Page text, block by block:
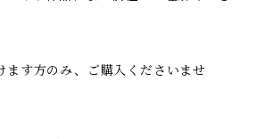
ます方のみ、ご購入くださいませ